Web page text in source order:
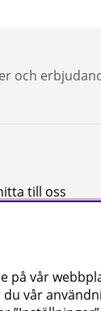
och
till oss
på vår
vår